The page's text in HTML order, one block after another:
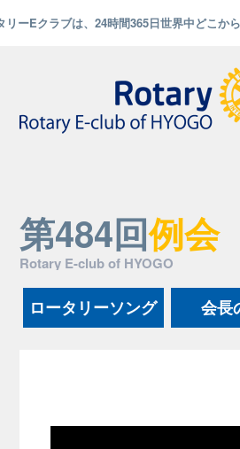
リーEクラブは、24時間365日世界中どこか
第484回例会
Rotary E-club of HYOGO
ロータリーソング 会長